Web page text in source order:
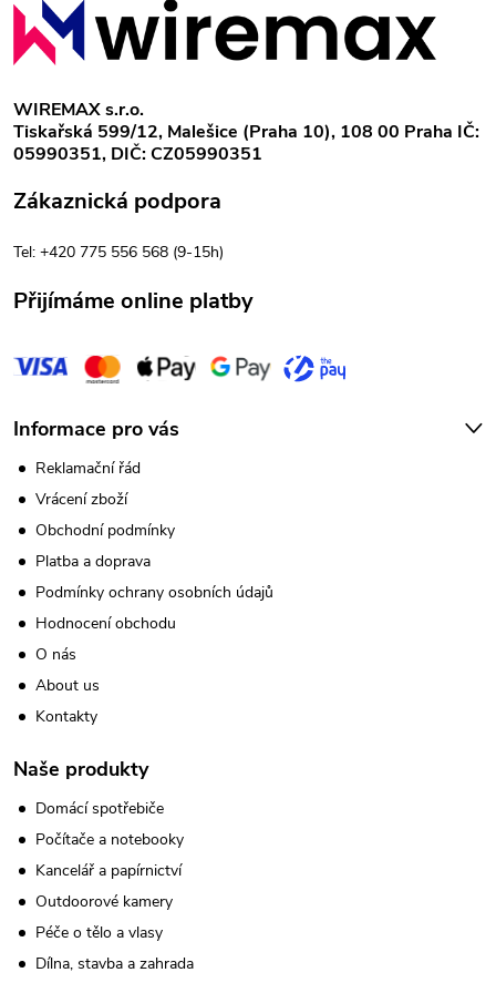
k
y
v
ý
i
s
u
á
p
a
WIREMAX s.r.o.
Tiskařská 599/12, Malešice (Praha 10), 108 00 Praha IČ:
05990351, DIČ: CZ05990351
Zákaznická podpora
Tel: +420 775 556 568 (9-15h)
Přijímáme online platby
Informace pro vás
Reklamační řád
Vrácení zboží
Obchodní podmínky
Platba a doprava
Podmínky ochrany osobních údajů
Hodnocení obchodu
O nás
About us
Kontakty
Naše produkty
Domácí spotřebiče
Počítače a notebooky
Kancelář a papírnictví
Outdoorové kamery
Péče o tělo a vlasy
Dílna, stavba a zahrada